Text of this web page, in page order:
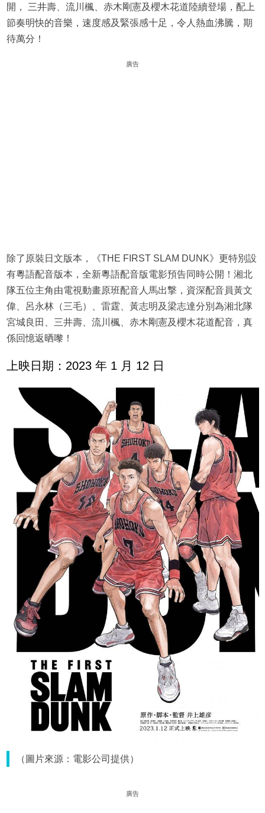
開， 三井壽、流川楓、赤木剛憲及櫻木花道陸續登場，配上
節奏明快的音樂，速度感及緊張感十足，令人熱血沸騰，期
待萬分！
廣告
除了原裝日文版本，《THE FIRST SLAM DUNK》更特別設
有粵語配音版本，全新粵語配音版電影預告同時公開！湘北
隊五位主角由電視動畫原班配音人馬出撃，資深配音員黃文
偉、呂永林（三毛）、雷霆、黃志明及梁志達分別為湘北隊
宮城良田、三井壽、流川楓、赤木剛憲及櫻木花道配音，真
係回憶返晒嚟！
上映日期：2023 年 1 月 12 日
（圖片來源：電影公司提供）
廣告